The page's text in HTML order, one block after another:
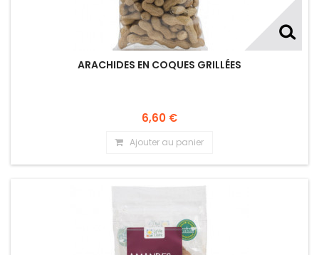
ARACHIDES EN COQUES GRILLÉES
6,60 €
Ajouter au panier